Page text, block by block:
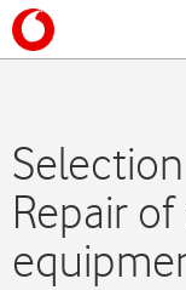
Repair